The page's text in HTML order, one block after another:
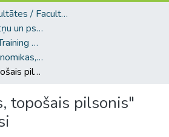
B4 – LU fakultātes / Faculties of the UL
A -- Izglītības zinātņu un psiholoģijas fakultāte / Faculty of Education Sciences and Psychology
Mācību materiāli / Training materials
Mācību resursi ekonomikas, pilsoniskās izglītības un ētikas mācību satura apguvei starpdisciplinārā pieejā
Personība "Es, topošais pilsonis" mācību resursi
topošais pilsonis"